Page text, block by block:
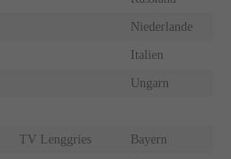
Niederlande
Italien
Ungarn
TV Lenggries Bayern